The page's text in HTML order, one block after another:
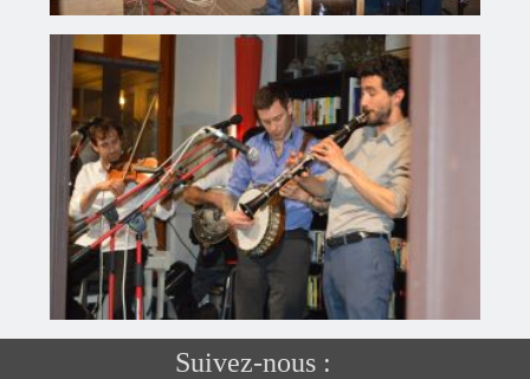
Suivez-nous :